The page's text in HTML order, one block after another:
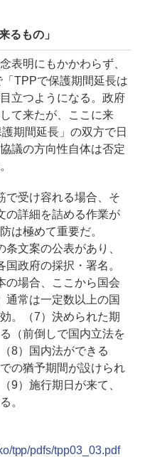
るもの」
表明にもかかわらず、
TPPで保護期間延長は
立つようになる。政府
て来たが、ここに来
期間延長」の双方で日
議の方向性自体は否定
受け容れる場合、そ
詳細を詰める作業が
は極めて重要だ。
条文案の公表があり、
政府の採択・署名。
の場合、ここから国会
通常は一定数以上の国
。（7）決められた期
（前倒しで国内立法を
8）国内法ができる
の猶予期間が設けられ
9）施行期日が来て、
。
tpp/pdfs/tpp03_03.pdf